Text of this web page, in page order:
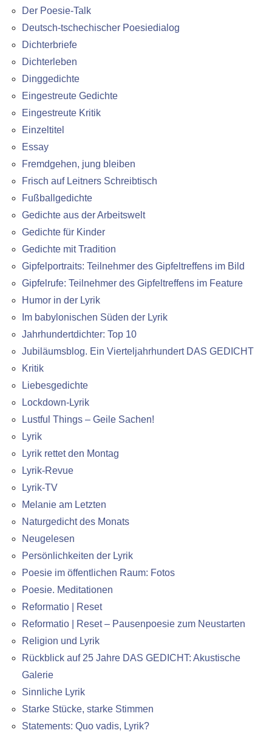
Der Poesie-Talk
Deutsch-tschechischer Poesiedialog
Dichterbriefe
Dichterleben
Dinggedichte
Eingestreute Gedichte
Eingestreute Kritik
Einzeltitel
Essay
Fremdgehen, jung bleiben
Frisch auf Leitners Schreibtisch
Fußballgedichte
Gedichte aus der Arbeitswelt
Gedichte für Kinder
Gedichte mit Tradition
Gipfelportraits: Teilnehmer des Gipfeltreffens im Bild
Gipfelrufe: Teilnehmer des Gipfeltreffens im Feature
Humor in der Lyrik
Im babylonischen Süden der Lyrik
Jahrhundertdichter: Top 10
Jubiläumsblog. Ein Vierteljahrhundert DAS GEDICHT
Kritik
Liebesgedichte
Lockdown-Lyrik
Lustful Things – Geile Sachen!
Lyrik
Lyrik rettet den Montag
Lyrik-Revue
Lyrik-TV
Melanie am Letzten
Naturgedicht des Monats
Neugelesen
Persönlichkeiten der Lyrik
Poesie im öffentlichen Raum: Fotos
Poesie. Meditationen
Reformatio | Reset
Reformatio | Reset – Pausenpoesie zum Neustarten
Religion und Lyrik
Rückblick auf 25 Jahre DAS GEDICHT: Akustische
Galerie
Sinnliche Lyrik
Starke Stücke, starke Stimmen
Statements: Quo vadis, Lyrik?